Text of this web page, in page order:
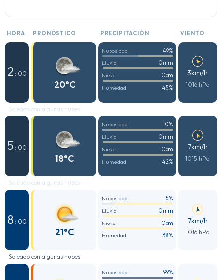
HORA PRONÓSTICO PRECIPITACIÓN VIENTO
2 : 00
20°C
Nubosidad 49%
Lluvia 0mm
Nieve 0cm
Humedad 45%
3km/h
1016 hPa
Soleado con algunas nubes
5 : 00
18°C
Nubosidad 10%
Lluvia 0mm
Nieve 0cm
Humedad 42%
7km/h
1015 hPa
Soleado con algunas nubes
8 : 00
21°C
Nubosidad 15%
Lluvia 0mm
Nieve 0cm
Humedad 38%
7km/h
1016 hPa
Soleado con algunas nubes
Nubosidad 99%